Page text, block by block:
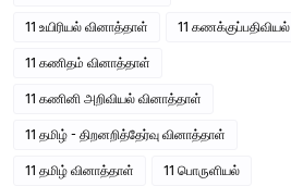
11 உயிரியல் வினாத்தாள் 11 கணக்குப்பதிவியல்
11 கணிதம் வினாத்தாள்
11 கணினி அறிவியல் வினாத்தாள்
11 தமிழ் - திறனறித்தேர்வு வினாத்தாள்
11 தமிழ் வினாத்தாள் 11 பொருளியல்